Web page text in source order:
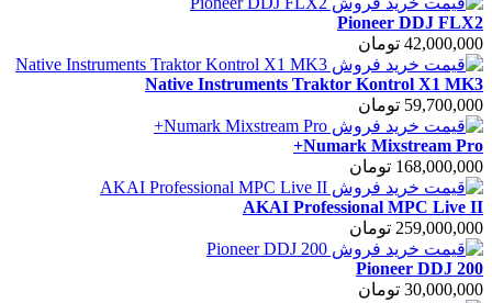
Pioneer DDJ FLX2
42,000,000 تومان
Native Instruments Traktor Kontrol X1 MK3
59,700,000 تومان
Numark Mixstream Pro+
168,000,000 تومان
AKAI Professional MPC Live II
259,000,000 تومان
Pioneer DDJ 200
30,000,000 تومان